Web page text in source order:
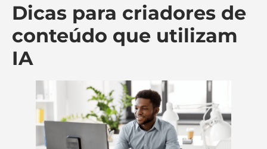
Dicas para criadores de
conteúdo que utilizam
IA